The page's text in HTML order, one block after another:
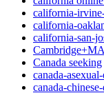
california-
california-
california-san-
Canada seeking
canada-
canada-